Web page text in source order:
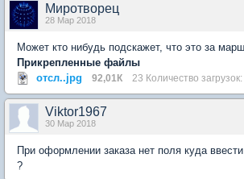
Миротворец
28 Мар 2018
Может кто нибудь подскажет, что это за
Прикрепленные файлы
отсл..jpg
92,01К 23 Количество загрузок:
Viktor1967
30 Мар 2018
При оформлении заказа нет поля куда
?